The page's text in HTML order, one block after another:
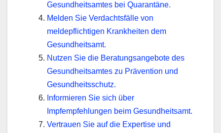
Gesundheitsamtes bei Quarantäne.
Melden Sie Verdachtsfälle von
meldepflichtigen Krankheiten dem
Gesundheitsamt.
Nutzen Sie die Beratungsangebote des
Gesundheitsamtes zu Prävention und
Gesundheitsschutz.
Informieren Sie sich über
Impfempfehlungen beim Gesundheitsamt.
Vertrauen Sie auf die Expertise und